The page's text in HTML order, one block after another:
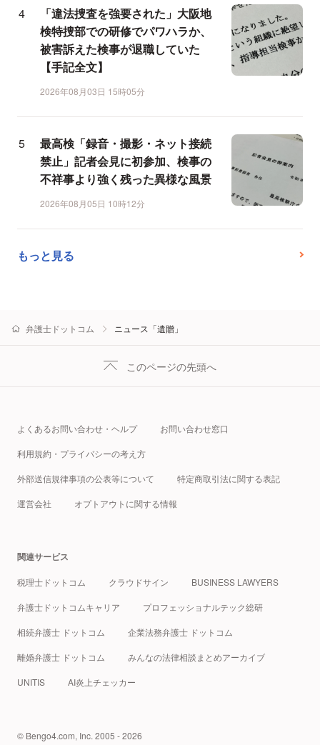
「違法捜査を強要された」大阪地
検特捜部での研修でパワハラか、
被害訴えた検事が退職していた
【手記全文】
2026年08月03日 15時05分
最高検「録音・撮影・ネット接続
禁止」記者会見に初参加、検事の
不祥事より強く残った異様な風景
2026年08月05日 10時12分
もっと見る
弁護士ドットコム ニュース「遺贈」
このページの先頭へ
よくあるお問い合わせ・ヘルプ お問い合わせ窓口
利用規約・プライバシーの考え方
外部送信規律事項の公表等について 特定商取引法に関する表記
運営会社 オプトアウトに関する情報
関連サービス
税理士ドットコム クラウドサイン BUSINESS LAWYERS
弁護士ドットコムキャリア プロフェッショナルテック総研
相続弁護士 ドットコム 企業法務弁護士 ドットコム
離婚弁護士 ドットコム みんなの法律相談まとめアーカイブ
UNITIS AI炎上チェッカー
© Bengo4.com, Inc. 2005 - 2026